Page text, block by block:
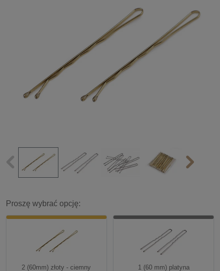
Proszę wybrać opcję:
2 (60mm) złoty - ciemny
1 (60 mm) platyna